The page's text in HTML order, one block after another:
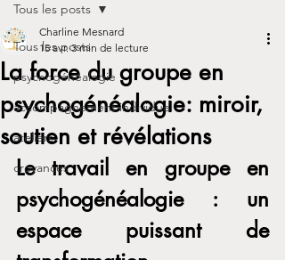
Tous les posts
psychogénéalogie
accompagnement individuel
ateliers
croyances
Tous les posts
La force du groupe en
psychogénéalogie: miroir,
soutien et révélations
Charline Mesnard
15 avr. 3 min de lecture
Le travail en groupe en
psychogénéalogie : un
espace puissant de